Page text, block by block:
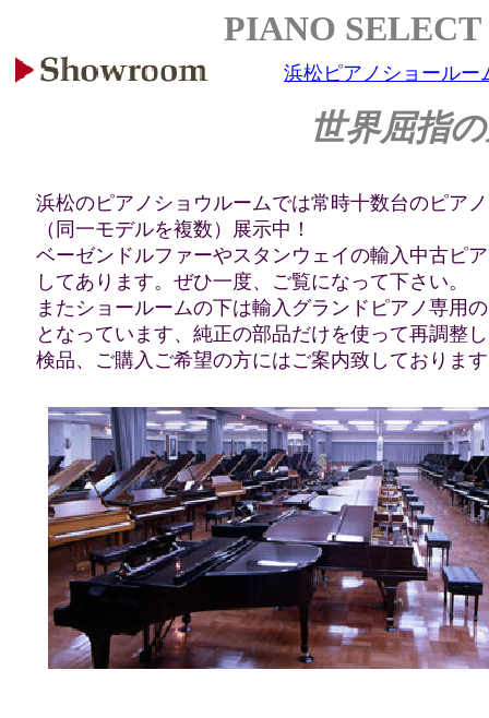
PIANO
浜松ピアノショールー
世界屈指
浜松のピアノショウルームでは常時十数台のピア
（同一モデルを複数）展示中！
ベーゼンドルファーやスタンウェイの輸入中古ピ
してあります。ぜひ一度、ご覧になって下さい。
またショールームの下は輸入グランドピアノ専用
となっています、純正の部品だけを使って再調整
検品、ご購入ご希望の方にはご案内致しておりま